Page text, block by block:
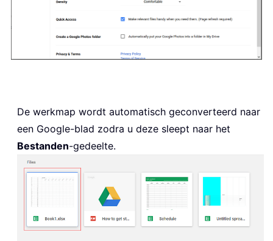
De werkmap wordt automatisch geconverteerd naar
een Google-blad zodra u deze sleept naar het
Bestanden-gedeelte.